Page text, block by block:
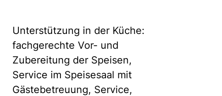
Unterstützung in der Küche:
fachgerechte Vor- und
Zubereitung der Speisen,
Service im Speisesaal mit
Gästebetreuung, Service,